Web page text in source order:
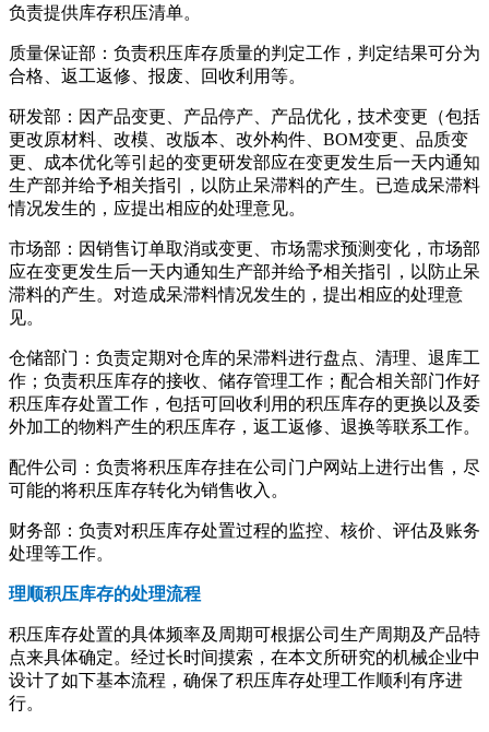
负责提供库存积压清单。
质量保证部：负责积压库存质量的判定工作，判定结果可分为
合格、返工返修、报废、回收利用等。
研发部：因产品变更、产品停产、产品优化，技术变更（包括
更改原材料、改模、改版本、改外构件、BOM变更、品质变
更、成本优化等引起的变更研发部应在变更发生后一天内通知
生产部并给予相关指引，以防止呆滞料的产生。已造成呆滞料
情况发生的，应提出相应的处理意见。
市场部：因销售订单取消或变更、市场需求预测变化，市场部
应在变更发生后一天内通知生产部并给予相关指引，以防止呆
滞料的产生。对造成呆滞料情况发生的，提出相应的处理意
见。
仓储部门：负责定期对仓库的呆滞料进行盘点、清理、退库工
作；负责积压库存的接收、储存管理工作；配合相关部门作好
积压库存处置工作，包括可回收利用的积压库存的更换以及委
外加工的物料产生的积压库存，返工返修、退换等联系工作。
配件公司：负责将积压库存挂在公司门户网站上进行出售，尽
可能的将积压库存转化为销售收入。
财务部：负责对积压库存处置过程的监控、核价、评估及账务
处理等工作。
理顺积压库存的处理流程
积压库存处置的具体频率及周期可根据公司生产周期及产品特
点来具体确定。经过长时间摸索，在本文所研究的机械企业中
设计了如下基本流程，确保了积压库存处理工作顺利有序进
行。